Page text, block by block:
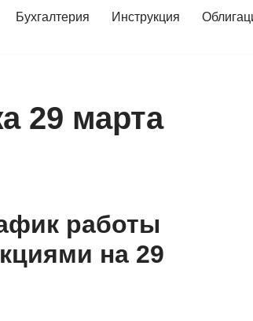
Бухгалтерия Инструкция
29 марта
работы
на 29